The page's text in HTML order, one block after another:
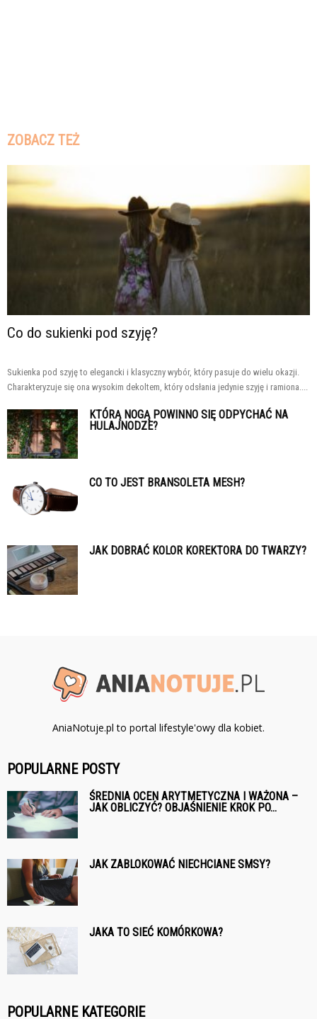
ZOBACZ TEŻ
Co do sukienki pod szyję?
Sukienka pod szyję to elegancki i klasyczny wybór, który pasuje do wielu okazji.
Charakteryzuje się ona wysokim dekoltem, który odsłania jedynie szyję i ramiona....
KTÓRĄ NOGĄ POWINNO SIĘ ODPYCHAĆ NA
HULAJNODZE?
CO TO JEST BRANSOLETA MESH?
JAK DOBRAĆ KOLOR KOREKTORA DO TWARZY?
AniaNotuje.pl to portal lifestyle'owy dla kobiet.
POPULARNE POSTY
ŚREDNIA OCEN ARYTMETYCZNA I WAŻONA –
JAK OBLICZYĆ? OBJAŚNIENIE KROK PO...
JAK ZABLOKOWAĆ NIECHCIANE SMSY?
JAKA TO SIEĆ KOMÓRKOWA?
POPULARNE KATEGORIE